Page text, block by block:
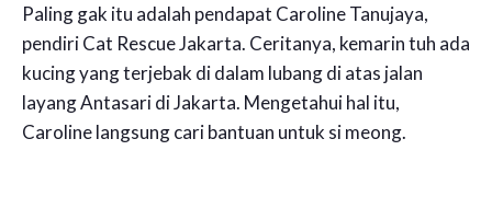
Paling gak itu adalah pendapat Caroline Tanujaya,
pendiri Cat Rescue Jakarta. Ceritanya, kemarin tuh ada
kucing yang terjebak di dalam lubang di atas jalan
layang Antasari di Jakarta. Mengetahui hal itu,
Caroline langsung cari bantuan untuk si meong.